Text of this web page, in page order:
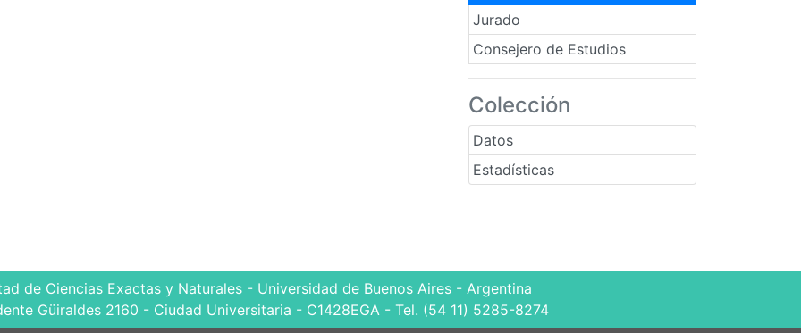
Jurado
Consejero de Estudios
Colección
Datos
Estadísticas
de Ciencias Exactas y Naturales - Universidad de Buenos Aires - Argentina
Güiraldes 2160 - Ciudad Universitaria - C1428EGA - Tel. (54 11) 5285-8274